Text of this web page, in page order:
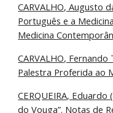
CARVALHO, Augusto
Português e a
Medicina
CARVALHO,
Palestra Proferida ao
CERQUEIRA, Eduardo
do Vouga”. Notas de